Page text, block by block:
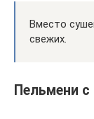
Вместо
свежих.
Пельмени с